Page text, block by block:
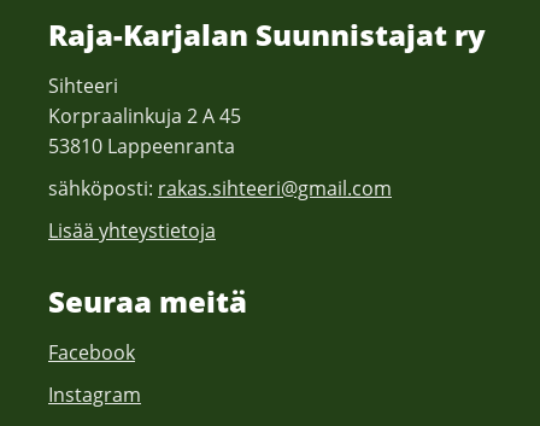
Raja-Karjalan Suunnistajat ry
Sihteeri
Korpraalinkuja 2 A 45
53810 Lappeenranta
sähköposti: rakas.sihteeri@gmail.com
Lisää yhteystietoja
Seuraa meitä
Facebook
Instagram